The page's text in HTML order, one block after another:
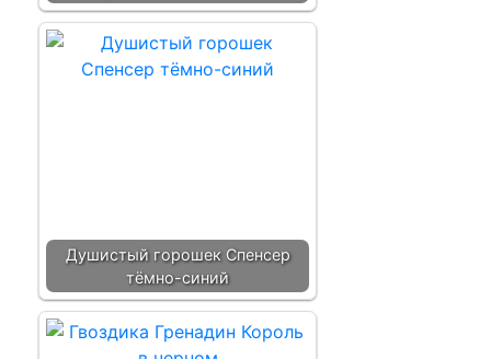
Душистый горошек Спенсер
тёмно-синий